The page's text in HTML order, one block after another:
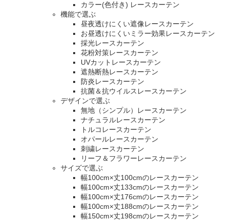
カラー(色付き) レースカーテン
機能で選ぶ
昼夜透けにくい遮像レースカーテン
お昼透けにくいミラー効果レースカーテン
採光レースカーテン
花粉対策レースカーテン
UVカットレースカーテン
遮熱断熱レースカーテン
防炎レースカーテン
抗菌＆抗ウイルスレースカーテン
デザインで選ぶ
無地（シンプル）レースカーテン
ナチュラルレースカーテン
トルコレースカーテン
オパールレースカーテン
刺繍レースカーテン
リーフ＆フラワーレースカーテン
サイズで選ぶ
幅100cm×丈100cmのレースカーテン
幅100cm×丈133cmのレースカーテン
幅100cm×丈176cmのレースカーテン
幅100cm×丈188cmのレースカーテン
幅150cm×丈198cmのレースカーテン